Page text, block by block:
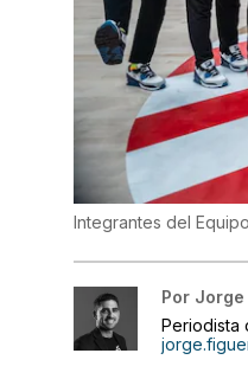
Integrantes del
Por Jorge
Periodista